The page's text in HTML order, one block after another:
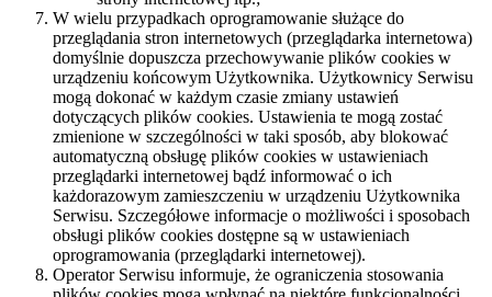
W wielu przypadkach oprogramowanie służące do
przeglądania stron internetowych (przeglądarka internetowa)
domyślnie dopuszcza przechowywanie plików cookies w
urządzeniu końcowym Użytkownika. Użytkownicy Serwisu
mogą dokonać w każdym czasie zmiany ustawień
dotyczących plików cookies. Ustawienia te mogą zostać
zmienione w szczególności w taki sposób, aby blokować
automatyczną obsługę plików cookies w ustawieniach
przeglądarki internetowej bądź informować o ich
każdorazowym zamieszczeniu w urządzeniu Użytkownika
Serwisu. Szczegółowe informacje o możliwości i sposobach
obsługi plików cookies dostępne są w ustawieniach
oprogramowania (przeglądarki internetowej).
Operator Serwisu informuje, że ograniczenia stosowania